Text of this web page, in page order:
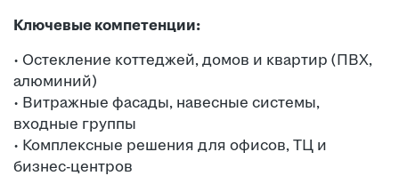
Ключевые компетенции:
· Остекление коттеджей, домов и квартир (ПВХ,
алюминий)
· Витражные фасады, навесные системы,
входные группы
· Комплексные решения для офисов, ТЦ и
бизнес-центров